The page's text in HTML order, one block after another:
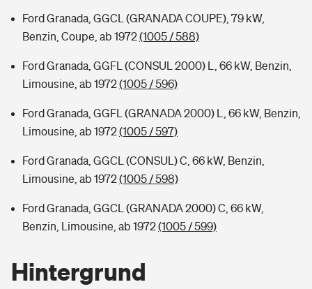
Ford Granada, GGCL (GRANADA COUPE), 79 kW,
Benzin, Coupe, ab 1972(1005 / 588)
Ford Granada, GGFL (CONSUL 2000) L, 66 kW, Benzin,
Limousine, ab 1972(1005 / 596)
Ford Granada, GGFL (GRANADA 2000) L, 66 kW, Benzin,
Limousine, ab 1972(1005 / 597)
Ford Granada, GGCL (CONSUL) C, 66 kW, Benzin,
Limousine, ab 1972(1005 / 598)
Ford Granada, GGCL (GRANADA 2000) C, 66 kW,
Benzin, Limousine, ab 1972(1005 / 599)
Hintergrund